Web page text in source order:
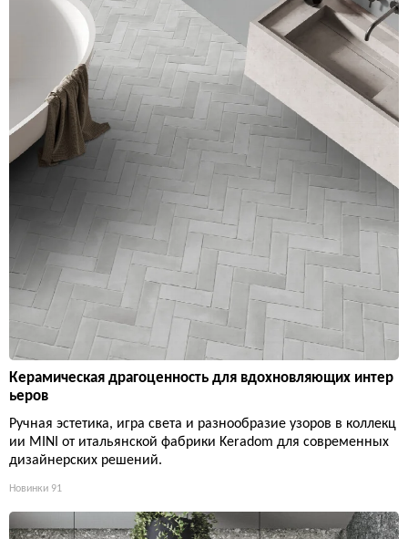
Керамическая драгоценность для вдохновляющих интер
ьеров
Ручная эстетика, игра света и разнообразие узоров в коллекц
ии MINI от итальянской фабрики Keradom для современных
дизайнерских решений.
Новинки 91